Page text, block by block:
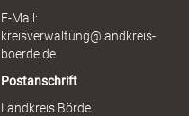
E-Mail:
kreisverwaltung@landkreis-
boerde.de
Postanschrift
Landkreis Börde